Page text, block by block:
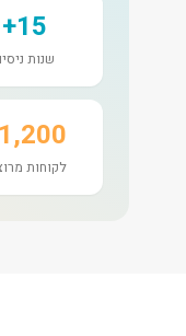
15+
שנות
לקוחות